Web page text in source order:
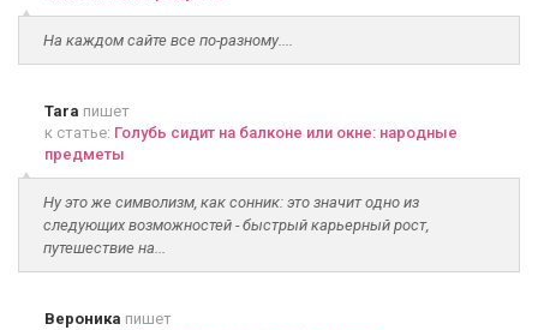
На каждом сайте все по-разному....
Tara пишет
к статье: Голубь сидит на балконе или окне: народные
предметы
Ну это же символизм, как сонник: это значит одно из
следующих возможностей - быстрый карьерный рост,
путешествие на...
Вероника пишет